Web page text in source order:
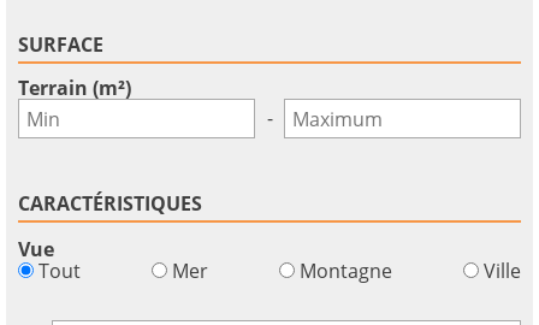
SURFACE
Terrain (m²)
-
CARACTÉRISTIQUES
Vue
Tout
Mer Montagne Ville
Monnaie
Unités